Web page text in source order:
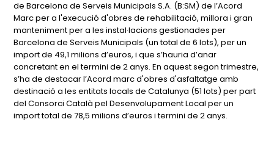
de Barcelona de Serveis Municipals S.A. (B:SM) de l’Acord
Marc per a l'execució d'obres de rehabilitació, millora i gran
manteniment per a les instal·lacions gestionades per
Barcelona de Serveis Municipals (un total de 6 lots), per un
import de 49,1 milions d’euros, i que s’hauria d’anar
concretant en el termini de 2 anys. En aquest segon trimestre,
s’ha de destacar l’Acord marc d'obres d'asfaltatge amb
destinació a les entitats locals de Catalunya (51 lots) per part
del Consorci Català pel Desenvolupament Local per un
import total de 78,5 milions d’euros i termini de 2 anys.